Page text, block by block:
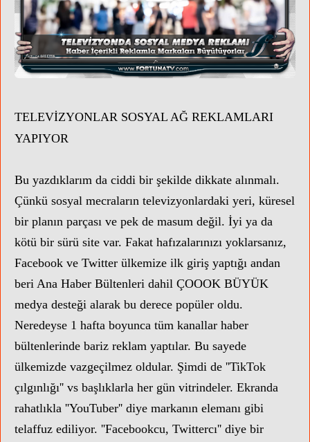
TELEVİZYONLAR SOSYAL AĞ REKLAMLARI
YAPIYOR
Bu yazdıklarım da ciddi bir şekilde dikkate alınmalı.
Çünkü sosyal mecraların televizyonlardaki yeri, küresel
bir planın parçası ve pek de masum değil. İyi ya da
kötü bir sürü site var. Fakat hafızalarınızı yoklarsanız,
Facebook ve Twitter ülkemize ilk giriş yaptığı andan
beri Ana Haber Bültenleri dahil ÇOOOK BÜYÜK
medya desteği alarak bu derece popüler oldu.
Neredeyse 1 hafta boyunca tüm kanallar haber
bültenlerinde bariz reklam yaptılar. Bu sayede
ülkemizde vazgeçilmez oldular. Şimdi de ''TikTok
çılgınlığı'' vs başlıklarla her gün vitrindeler. Ekranda
rahatlıkla ''YouTuber'' diye markanın elemanı gibi
telaffuz ediliyor. ''Facebookcu, Twittercı'' diye bir